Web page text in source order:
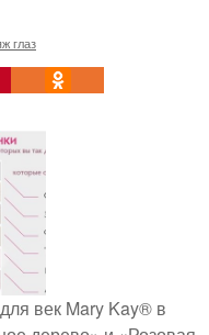
глаз
век Mary Kay® в